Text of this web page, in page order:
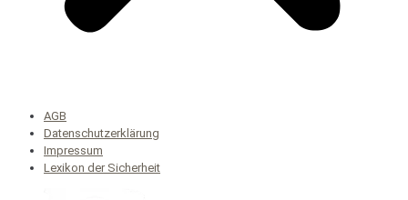
AGB
Datenschutzerklärung
Impressum
Lexikon der Sicherheit